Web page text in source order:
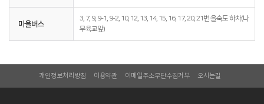
마을버스
3, 7, 9, 9-1, 9-2, 10, 12, 13, 14, 15, 16, 17, 20, 21번 을숙도 하차(나
무육교앞)
개인정보처리방침 이용약관 이메일주소무단수집거부 오시는길